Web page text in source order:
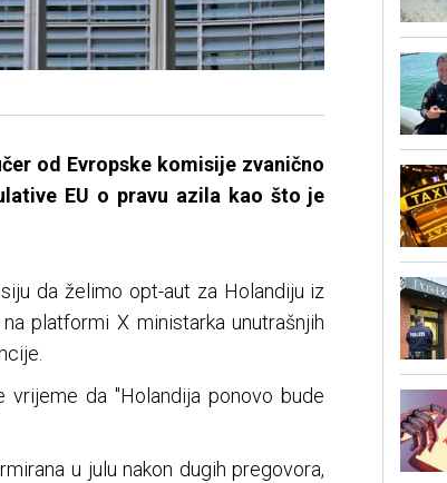
od Evropske komisije zvanično
EU o pravu azila kao što je
da želimo opt-aut za Holandiju iz
platformi X ministarka unutrašnjih
da "Holandija ponovo bude
u julu nakon dugih pregovora,